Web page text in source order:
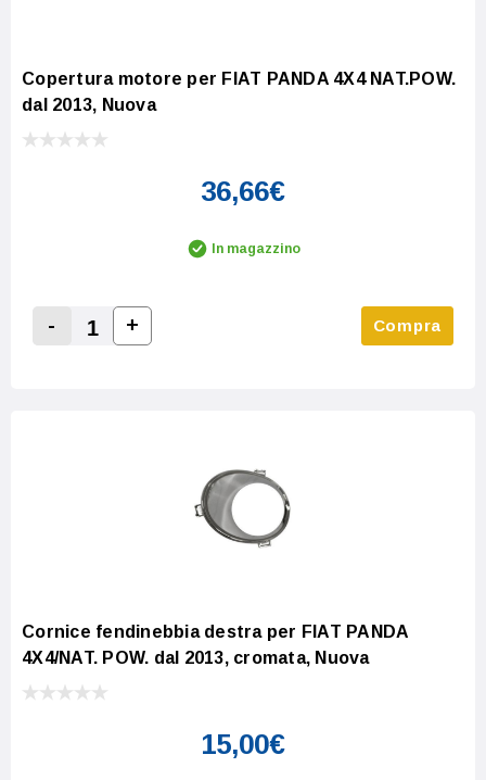
Copertura motore per FIAT PANDA 4X4 NAT.POW.
dal 2013, Nuova
36,66€
In magazzino
Decrease Quantity:
-
Increase Quantity:
+ Compra
Cornice fendinebbia destra per FIAT PANDA
4X4/NAT. POW. dal 2013, cromata, Nuova
15,00€